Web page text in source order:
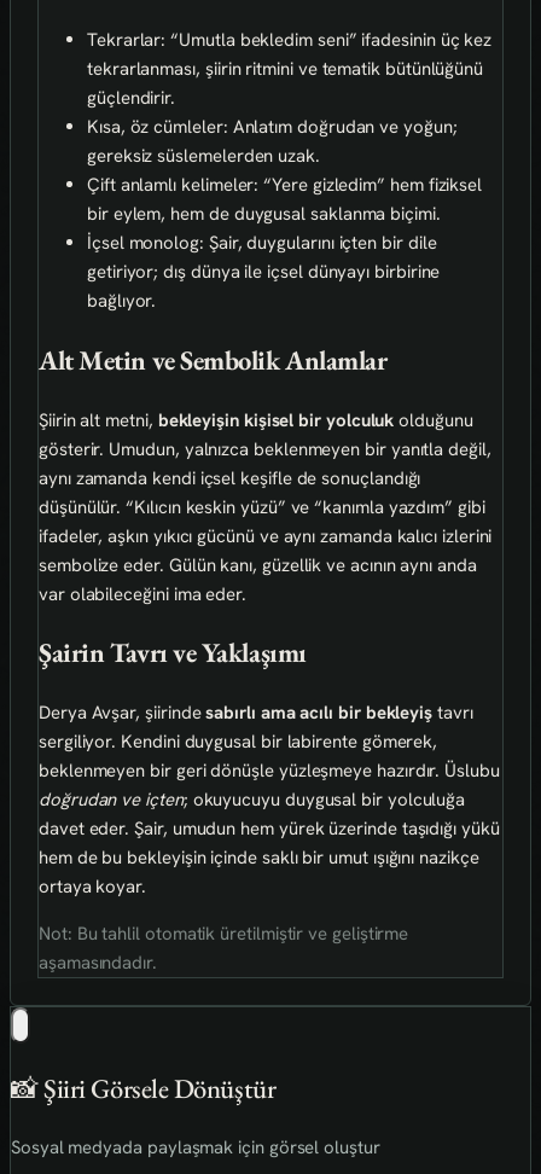
Tekrarlar: “Umutla bekledim seni” ifadesinin üç kez
tekrarlanması, şiirin ritmini ve tematik bütünlüğünü
güçlendirir.
Kısa, öz cümleler: Anlatım doğrudan ve yoğun;
gereksiz süslemelerden uzak.
Çift anlamlı kelimeler: “Yere gizledim” hem fiziksel
bir eylem, hem de duygusal saklanma biçimi.
İçsel monolog: Şair, duygularını içten bir dile
getiriyor; dış dünya ile içsel dünyayı birbirine
bağlıyor.
Alt Metin ve Sembolik Anlamlar
Şiirin alt metni, bekleyişin kişisel bir yolculuk olduğunu
gösterir. Umudun, yalnızca beklenmeyen bir yanıtla değil,
aynı zamanda kendi içsel keşifle de sonuçlandığı
düşünülür. “Kılıcın keskin yüzü” ve “kanımla yazdım” gibi
ifadeler, aşkın yıkıcı gücünü ve aynı zamanda kalıcı izlerini
sembolize eder. Gülün kanı, güzellik ve acının aynı anda
var olabileceğini ima eder.
Şairin Tavrı ve Yaklaşımı
Derya Avşar, şiirindesabırlı ama acılı bir bekleyiş tavrı
sergiliyor. Kendini duygusal bir labirente gömerek,
beklenmeyen bir geri dönüşle yüzleşmeye hazırdır. Üslubu
doğrudan ve içten; okuyucuyu duygusal bir yolculuğa
davet eder. Şair, umudun hem yürek üzerinde taşıdığı yükü
hem de bu bekleyişin içinde saklı bir umut ışığını nazikçe
ortaya koyar.
Not: Bu tahlil otomatik üretilmiştir ve geliştirme
aşamasındadır.
📸 Şiiri Görsele Dönüştür
Sosyal medyada paylaşmak için görsel oluştur